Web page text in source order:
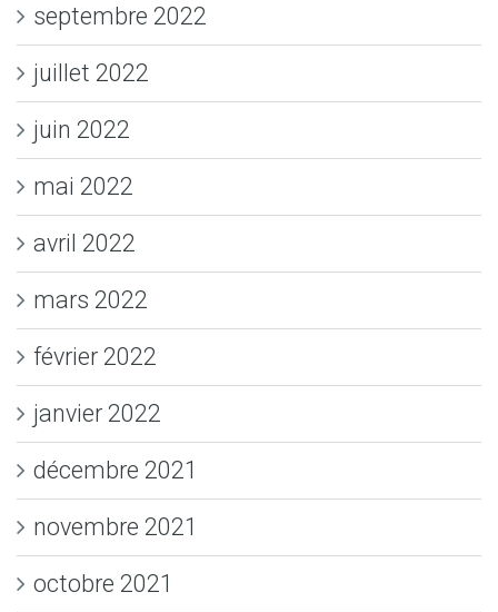
septembre 2022
juillet 2022
juin 2022
mai 2022
avril 2022
mars 2022
février 2022
janvier 2022
décembre 2021
novembre 2021
octobre 2021